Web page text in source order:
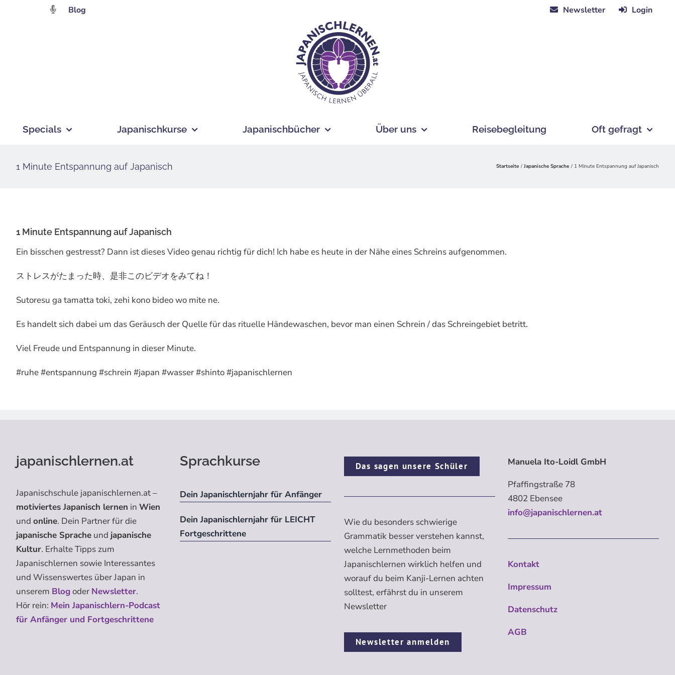
Blog Newsletter Login
Specials Japanischkurse Japanischbücher Über uns Reisebegleitung Oft gefragt
1 Minute Entspannung auf Japanisch Startseite Japanische Sprache 1 Minute Entspannung auf Japanisch
1 Minute Entspannung auf Japanisch
Ein bisschen gestresst? Dann ist dieses Video genau richtig für dich! Ich habe es heute in der Nähe eines Schreins aufgenommen.
ストレスがたまった時、是非このビデオをみてね！
Sutoresu ga tamatta toki, zehi kono bideo wo mite ne.
Es handelt sich dabei um das Geräusch der Quelle für das rituelle Händewaschen, bevor man einen Schrein / das Schreingebiet betritt.
Viel Freude und Entspannung in dieser Minute.
#ruhe #entspannung #schrein #japan #wasser #shinto #japanischlernen
japanischlernen.at
Japanischschule japanischlernen.at –
motiviertes Japanisch lernen in Wien
und online. Dein Partner für die
japanische Spracheund japanische
Kultur. Erhalte Tipps zum
Japanischlernen sowie Interessantes
und Wissenswertes über Japan in
unserem Blogoder Newsletter.
Hör rein: Mein Japanischlern-Podcast
für Anfänger und Fortgeschrittene
Sprachkurse
Dein Japanischlernjahr für Anfänger
Dein Japanischlernjahr für LEICHT
Fortgeschrittene
Das sagen unsere Schüler
Wie du besonders schwierige
Grammatik besser verstehen kannst,
welche Lernmethoden beim
Japanischlernen wirklich helfen und
worauf du beim Kanji-Lernen achten
solltest, erfährst du in unserem
Newsletter
Newsletter anmelden
Manuela Ito-Loidl GmbH
Pfaffingstraße 78
4802 Ebensee
info@japanischlernen.at
Kontakt
Impressum
Datenschutz
AGB